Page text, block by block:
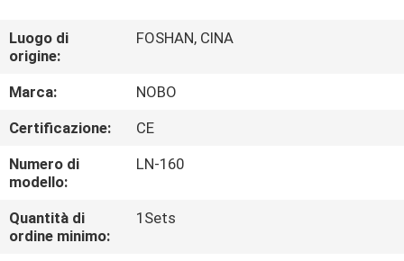
SIAMO
FATORY
TOUR
CONTROLLO
DI
QUALITÀ
Luogo di
origine:
FOSHAN, CINA
Marca:
NOBO
Certificazione:
CE
Numero di
modello:
LN-160
Quantità di
ordine minimo:
1Sets